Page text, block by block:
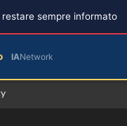
sempre informato
IANetwork